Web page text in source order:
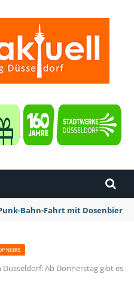
Bahn-Fahrt mit Dosenbier
NEWS
Ab Donnerstag gibt es